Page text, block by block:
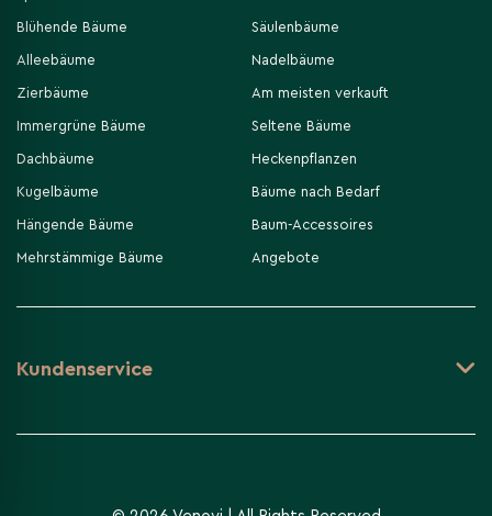
+ In den Warenkorb
Blühende Bäume
Alleebäume
Zierbäume
Immergrüne Bäume
Dachbäume
Kugelbäume
Hängende Bäume
Mehrstämmige Bäume
Säulenbäume
Nadelbäume
Am meisten verkauft
Seltene Bäume
Heckenpflanzen
Bäume nach Bedarf
Baum-Accessoires
Angebote
Kundenservice